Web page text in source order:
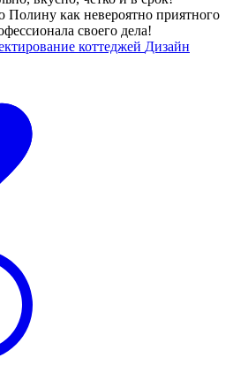
Полину как невероятно приятного
своего дела!
коттеджей Дизайн